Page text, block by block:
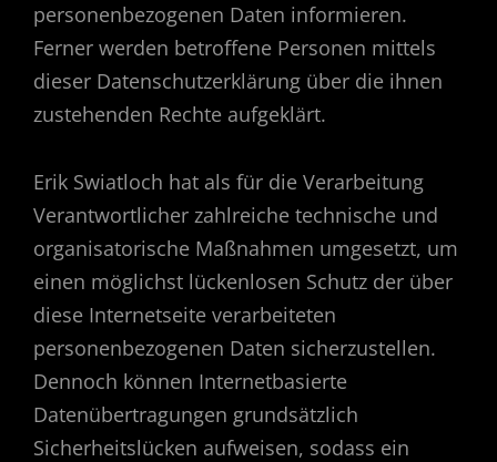
personenbezogenen Daten informieren.
Ferner werden betroffene Personen mittels
dieser Datenschutzerklärung über die ihnen
zustehenden Rechte aufgeklärt.
Erik Swiatloch hat als für die Verarbeitung
Verantwortlicher zahlreiche technische und
organisatorische Maßnahmen umgesetzt, um
einen möglichst lückenlosen Schutz der über
diese Internetseite verarbeiteten
personenbezogenen Daten sicherzustellen.
Dennoch können Internetbasierte
Datenübertragungen grundsätzlich
Sicherheitslücken aufweisen, sodass ein